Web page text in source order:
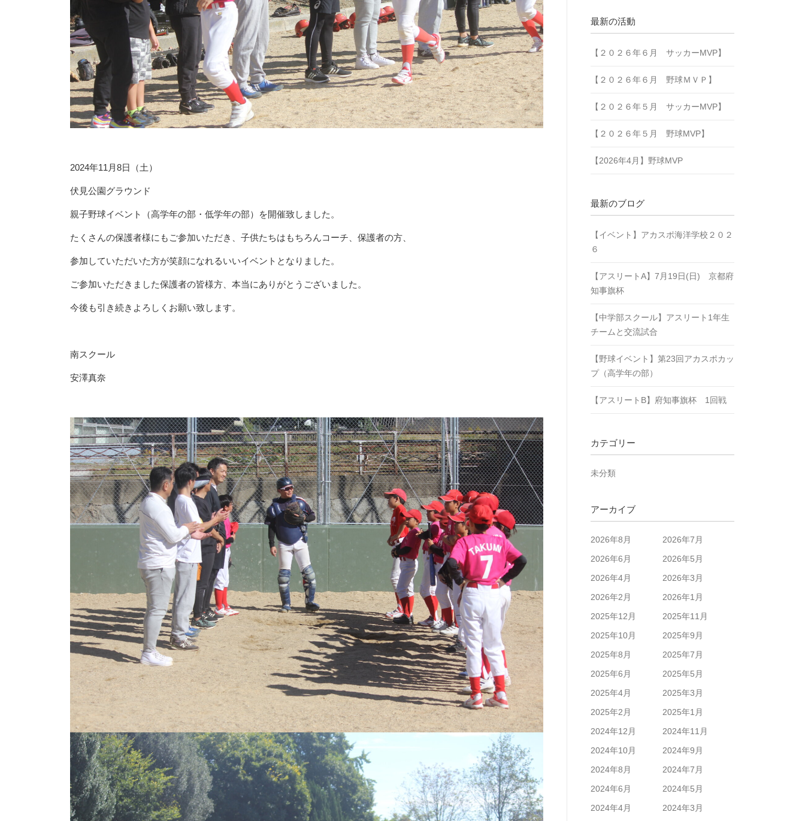
2024年11月8日（土）
伏見公園グラウンド
親子野球イベント（高学年の部・低学年の部）を開催致しました。
たくさんの保護者様にもご参加いただき、子供たちはもちろんコーチ、保護者の方、
参加していただいた方が笑顔になれるいいイベントとなりました。
ご参加いただきました保護者の皆様方、本当にありがとうございました。
今後も引き続きよろしくお願い致します。
南スクール
安澤真奈
最新の活動
【２０２６年６月 サッカーMVP】
【２０２６年６月 野球ＭＶＰ】
【２０２６年５月 サッカーMVP】
【２０２６年５月 野球MVP】
【2026年4月】野球MVP
最新のブログ
【イベント】アカスポ海洋学校２０２
６
【アスリートA】7月19日(日) 京都府
知事旗杯
【中学部スクール】アスリート1年生
チームと交流試合
【野球イベント】第23回アカスポカッ
プ（高学年の部）
【アスリートB】府知事旗杯 1回戦
カテゴリー
未分類
アーカイブ
2026年8月
2026年7月
2026年6月
2026年5月
2026年4月
2026年3月
2026年2月
2026年1月
2025年12月
2025年11月
2025年10月
2025年9月
2025年8月
2025年7月
2025年6月
2025年5月
2025年4月
2025年3月
2025年2月
2025年1月
2024年12月
2024年11月
2024年10月
2024年9月
2024年8月
2024年7月
2024年6月
2024年5月
2024年4月
2024年3月